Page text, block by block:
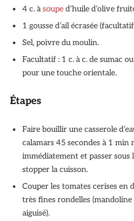
4 c. à soupe d’huile d’olive
1 gousse d’ail écrasée
Sel, poivre du moulin.
Facultatif : 1 c. à c. de sumac
pour une touche orientale.
Étapes
Faire bouillir une casserole
calamars 45 secondes à 1 min
immédiatement et passer sous
stopper la cuisson.
Couper les tomates cerises en
très fines rondelles
aiguisé).